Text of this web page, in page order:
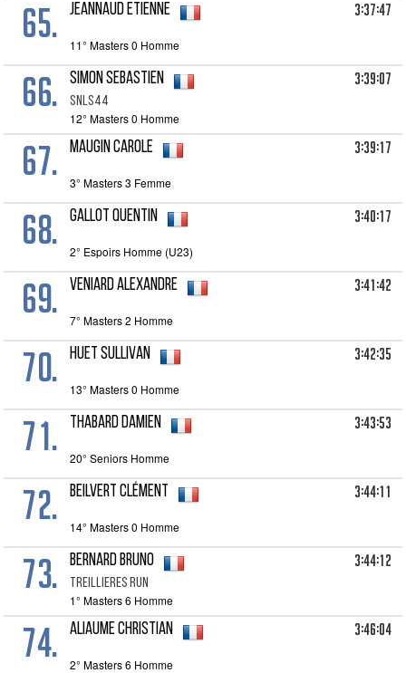
65. JEANNAUD Etienne 3:37:47
11° Masters 0 Homme
66. SIMON Sebastien
SNLS44
3:39:07
12° Masters 0 Homme
67. MAUGIN Carole 3:39:17
3° Masters 3 Femme
68. GALLOT Quentin 3:40:17
2° Espoirs Homme (U23)
69. VENIARD Alexandre 3:41:42
7° Masters 2 Homme
70. HUET Sullivan 3:42:35
13° Masters 0 Homme
71. THABARD Damien 3:43:53
20° Seniors Homme
72. BEILVERT Clément 3:44:11
14° Masters 0 Homme
73. BERNARD Bruno
TREILLIERES RUN
3:44:12
1° Masters 6 Homme
74. ALIAUME Christian 3:46:04
2° Masters 6 Homme